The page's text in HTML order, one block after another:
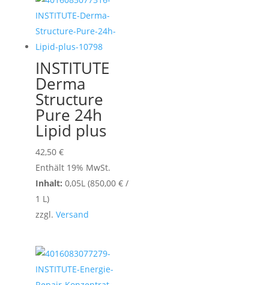
INSTITUTE
Derma
Structure
Pure 24h
Lipid plus
42,50 €
Enthält 19% MwSt.
Inhalt: 0,05L (850,00 €/
1 L)
zzgl. Versand